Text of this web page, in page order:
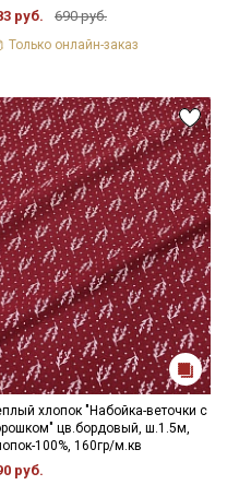
руб. 690 руб.
Только онлайн-заказ
хлопок "Набойка-веточки с
цв.бордовый, ш.1.5м,
100%, 160гр/м.кв
руб.